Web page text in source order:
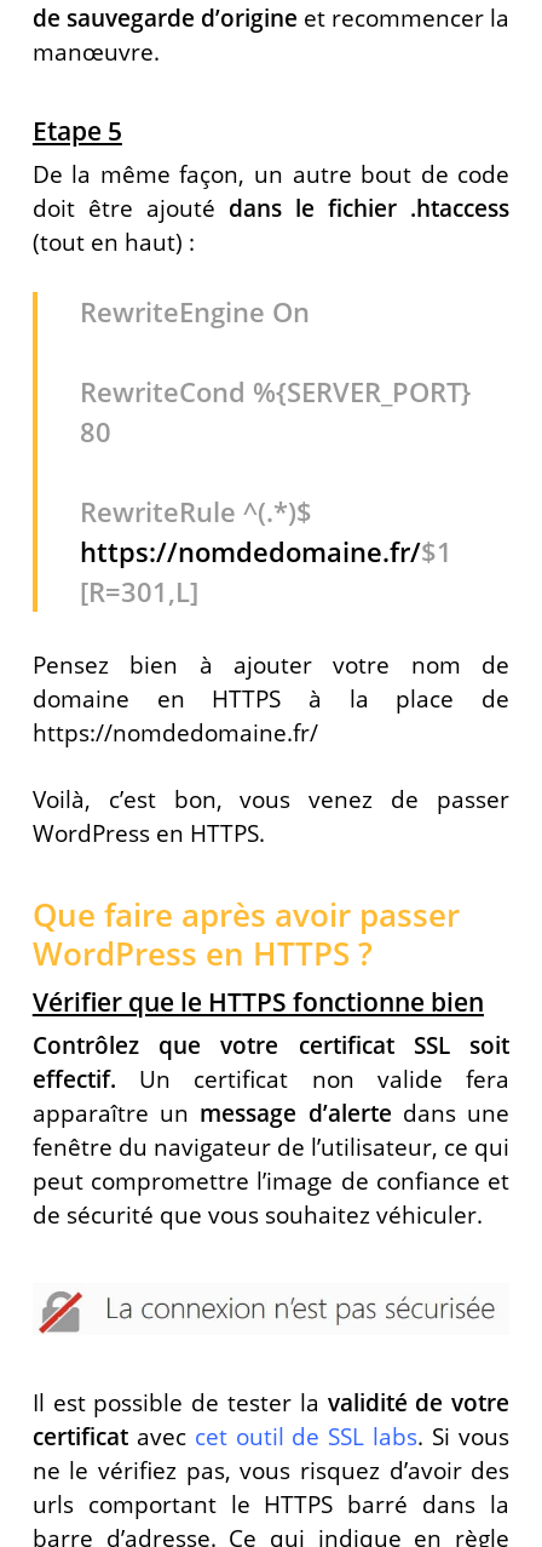
de sauvegarde d’origine et recommencer la
manœuvre.
Etape 5
De la même façon, un autre bout de code
doit être ajouté dans le fichier .htaccess
(tout en haut) :
RewriteEngine On
RewriteCond %{SERVER_PORT}
80
RewriteRule ^(.*)$
https://nomdedomaine.fr/$1
[R=301,L]
Pensez bien à ajouter votre nom de
domaine en HTTPS à la place de
https://nomdedomaine.fr/
Voilà, c’est bon, vous venez de passer
WordPress en HTTPS.
Que faire après avoir passer
WordPress en HTTPS ?
Vérifier que le HTTPS fonctionne bien
Contrôlez que votre certificat SSL soit
effectif. Un certificat non valide fera
apparaître un message d’alerte dans une
fenêtre du navigateur de l’utilisateur, ce qui
peut compromettre l’image de confiance et
de sécurité que vous souhaitez véhiculer.
Il est possible de tester la validité de votre
certificatavec cet outil de SSL labs. Si vous
ne le vérifiez pas, vous risquez d’avoir des
urls comportant le HTTPS barré dans la
barre d’adresse. Ce qui indique en règle